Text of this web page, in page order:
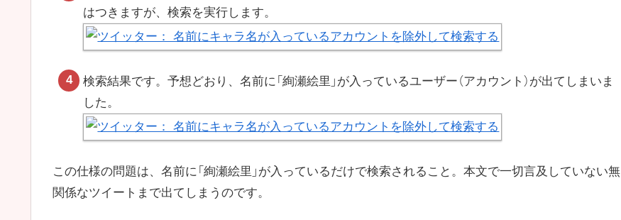
はつきますが、検索を実行します。
検索結果です。予想どおり、名前に「絢瀬絵里」が入っているユーザー（アカウント）が出てしまいま
した。
この仕様の問題は、名前に「絢瀬絵里」が入っているだけで検索されること。本文で一切言及していない無
関係なツイートまで出てしまうのです。